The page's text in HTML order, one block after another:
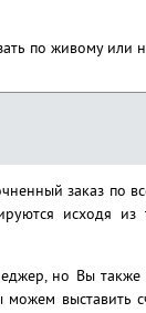
по живому
заказ по
исходя из
но Вы
выставить